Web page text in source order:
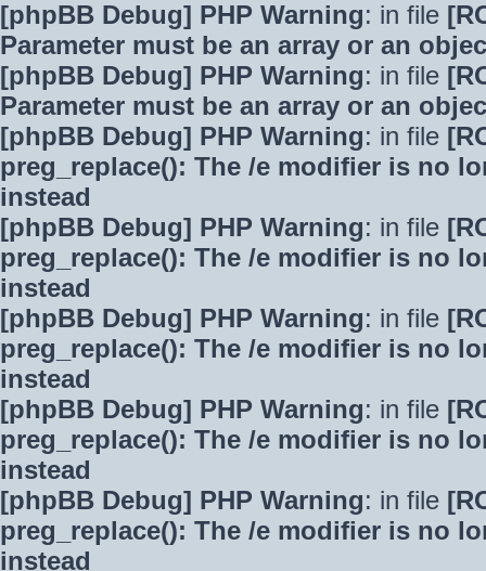
[phpBB Debug] PHP Warning: in file
Parameter must be an array or an
[phpBB Debug] PHP Warning: in file
Parameter must be an array or an
[phpBB Debug] PHP Warning: in file
preg_replace(): The /e modifier is no
instead
[phpBB Debug] PHP Warning: in file
preg_replace(): The /e modifier is no
instead
[phpBB Debug] PHP Warning: in file
preg_replace(): The /e modifier is no
instead
[phpBB Debug] PHP Warning: in file
preg_replace(): The /e modifier is no
instead
[phpBB Debug] PHP Warning: in file
preg_replace(): The /e modifier is no
instead